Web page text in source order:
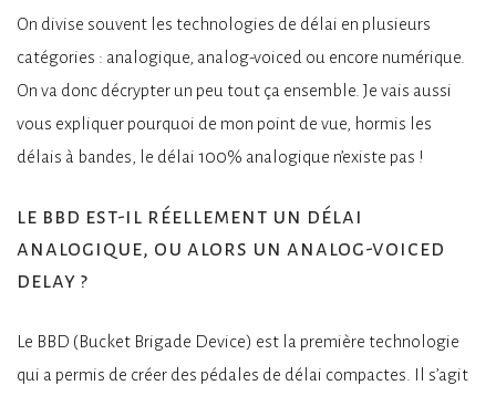
On divise souvent les technologies de délai en plusieurs
catégories : analogique, analog-voiced ou encore numérique.
On va donc décrypter un peu tout ça ensemble. Je vais aussi
vous expliquer pourquoi de mon point de vue, hormis les
délais à bandes, le délai 100% analogique n’existe pas !
le bbd est-il réellement un délai
analogique, ou alors un analog-voiced
delay ?
Le BBD (Bucket Brigade Device) est la première technologie
qui a permis de créer des pédales de délai compactes. Il s’agit